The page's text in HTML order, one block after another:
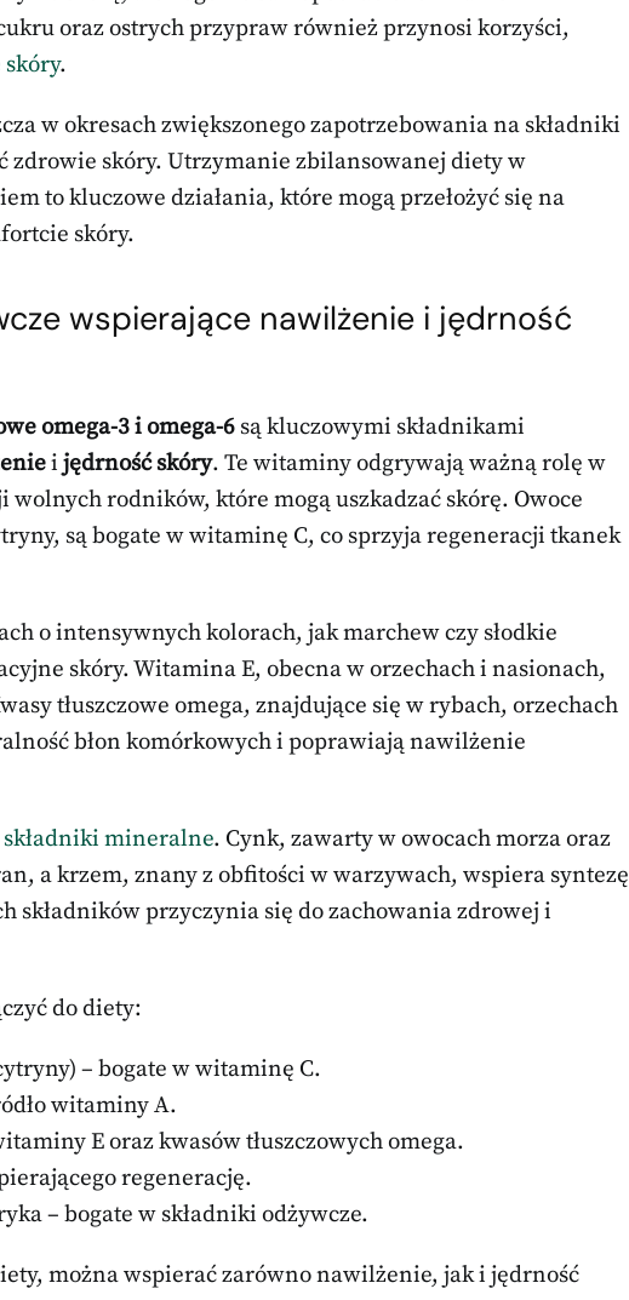
oraz ostrych przypraw również przynosi korzyści,
.
w okresach zwiększonego zapotrzebowania na składniki
zdrowie skóry. Utrzymanie zbilansowanej diety w
to kluczowe działania, które mogą przełożyć się na
skóry.
wspierające nawilżenie i jędrność
omega-3 i omega-6 są kluczowymi składnikami
i jędrność skóry. Te witaminy odgrywają ważną rolę w
rodników, które mogą uszkadzać skórę. Owoce
są bogate w witaminę C, co sprzyja regeneracji tkanek
o intensywnych kolorach, jak marchew czy słodkie
skóry. Witamina E, obecna w orzechach i nasionach,
tłuszczowe omega, znajdujące się w rybach, orzechach
błon komórkowych i poprawiają nawilżenie
składniki mineralne. Cynk, zawarty w owocach morza oraz
a krzem, znany z obfitości w warzywach, wspiera syntezę
składników przyczynia się do zachowania zdrowej i
do diety:
– bogate w witaminę C.
witaminy A.
E oraz kwasów tłuszczowych omega.
regenerację.
– bogate w składniki odżywcze.
można wspierać zarówno nawilżenie, jak i jędrność